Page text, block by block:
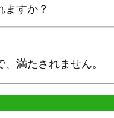
ますか？
満たされません。